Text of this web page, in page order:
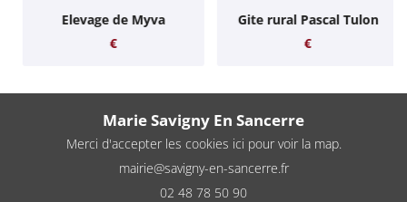
Elevage de Myva
Gite rural Pascal Tulon
Marie Savigny En Sancerre
Merci d'accepter les cookies ici pour voir la map.
02 48 78 50 90